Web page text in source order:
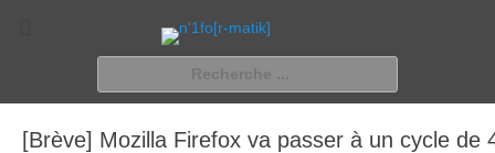
n'1fo[r-matik]
Pour les nymphos d'infos en info…
[Brève] Mozilla Firefox va passer à un cycle